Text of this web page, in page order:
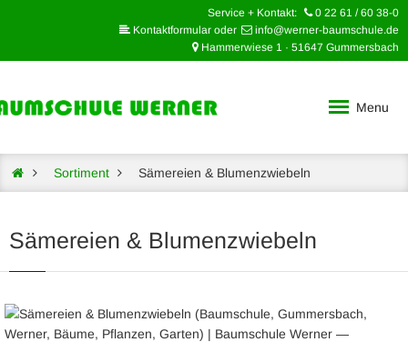
Service + Kontakt:
0 22 61 / 60 38-0
Kontaktformular oder
info@werner-baumschule.de
Hammerwiese 1 · 51647 Gummersbach
Menu
Sortiment Sämereien & Blumenzwiebeln
Sämereien & Blumenzwiebeln